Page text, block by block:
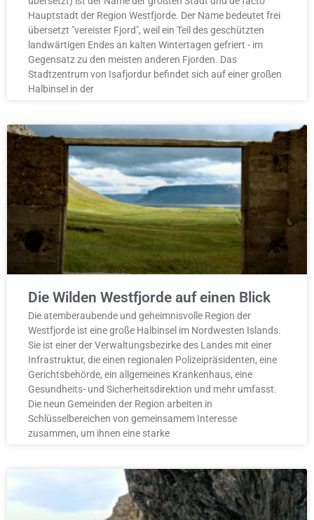
Hauptstadt der Region Westfjorde. Der Name bedeutet frei
übersetzt "vereister Fjord", weil ein Teil des geschützten
landwärtigen Endes an kalten Wintertagen gefriert - im
Gegensatz zu den meisten anderen Fjorden. Das
Stadtzentrum von Isafjordur befindet sich auf einer großen
Halbinsel in der
Die Wilden Westfjorde auf einen Blick
Die atemberaubende und geheimnisvolle Region der
Westfjorde ist eine große Halbinsel im Nordwesten Islands.
Sie ist einer der Verwaltungsbezirke des Landes mit einer
Infrastruktur, die einen regionalen Polizeipräsidenten, eine
Gerichtsbehörde, ein allgemeines Krankenhaus, eine
Gesundheits- und Sicherheitsdirektion und mehr umfasst.
Die neun Gemeinden der Region arbeiten in
Schlüsselbereichen von gemeinsamem Interesse
zusammen, um ihnen eine starke